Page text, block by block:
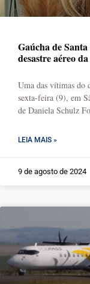
Gaúcha de
desastre aéreo
Uma das vítimas do
sexta-feira (9), em
de Daniela Schulz
LEIA MAIS »
9 de agosto de 2024